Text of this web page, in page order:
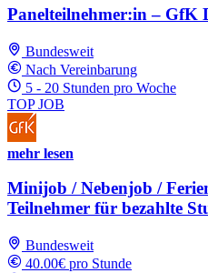
Panelteilnehmer:in – GfK
Bundesweit
Nach Vereinbarung
5 - 20 Stunden pro Woche
TOP JOB
mehr lesen
Minijob / Nebenjob /
Teilnehmer für bezahlte
Bundesweit
40.00€ pro Stunde